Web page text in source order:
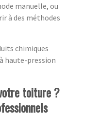
manuelle, ou
à des méthodes
chimiques
haute-pression
toiture ?